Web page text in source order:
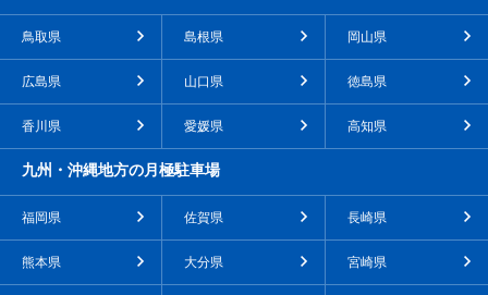
鳥取県 島根県 岡山県
広島県 山口県 徳島県
香川県 愛媛県 高知県
九州・沖縄地方の月極駐車場
福岡県 佐賀県 長崎県
熊本県 大分県 宮崎県